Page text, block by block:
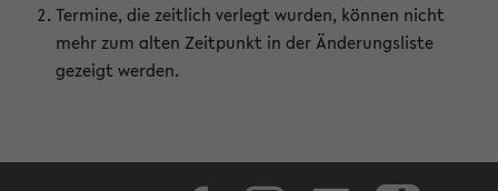
Termine, die zeitlich verlegt wurden, können nicht
mehr zum alten Zeitpunkt in der Änderungsliste
gezeigt werden.